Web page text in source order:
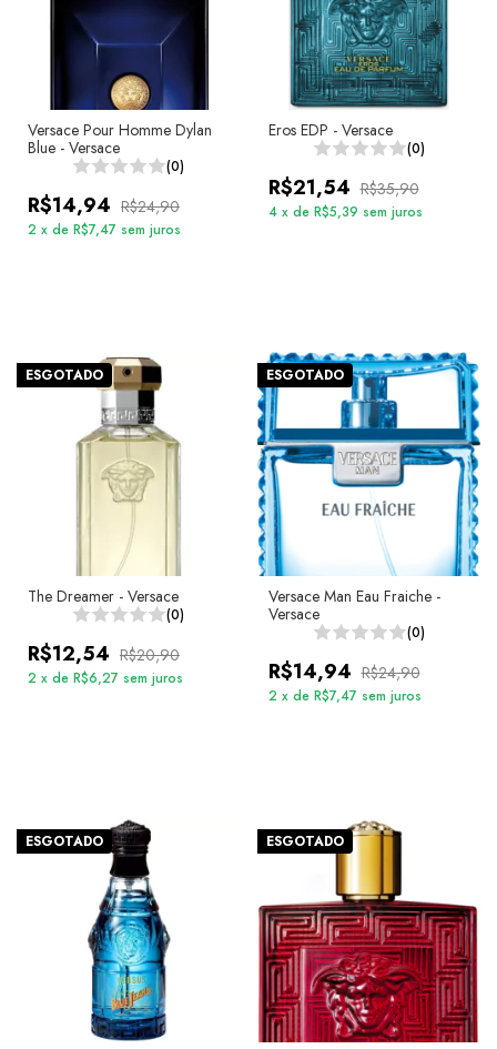
Versace Pour Homme Dylan
Blue - Versace
(0)
R$14,94 R$24,90
2 x de R$7,47 sem juros
Eros EDP - Versace
(0)
R$21,54 R$35,90
4 x de R$5,39 sem juros
ESGOTADO
The Dreamer - Versace
(0)
R$12,54 R$20,90
2 x de R$6,27 sem juros
ESGOTADO
Versace Man Eau Fraiche -
Versace
(0)
R$14,94 R$24,90
2 x de R$7,47 sem juros
ESGOTADO ESGOTADO